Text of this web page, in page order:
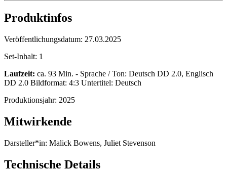
Produktinfos
Veröffentlichungsdatum: 27.03.2025
Set-Inhalt: 1
Laufzeit: ca. 93 Min. - Sprache / Ton: Deutsch DD 2.0, Englisch
DD 2.0 Bildformat: 4:3 Untertitel: Deutsch
Produktionsjahr: 2025
Mitwirkende
Darsteller*in: Malick Bowens, Juliet Stevenson
Technische Details